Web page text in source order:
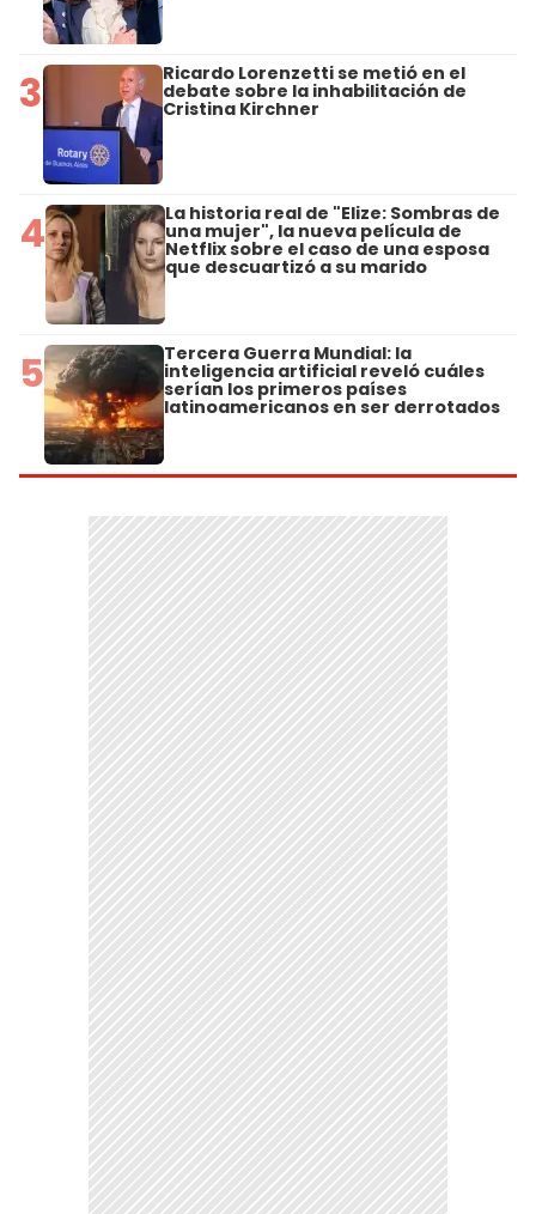
3 Ricardo Lorenzetti se metió en el
debate sobre la inhabilitación de
Cristina Kirchner
4 La historia real de "Elize: Sombras de
una mujer", la nueva película de
Netflix sobre el caso de una esposa
que descuartizó a su marido
5 Tercera Guerra Mundial: la
inteligencia artificial reveló cuáles
serían los primeros países
latinoamericanos en ser derrotados